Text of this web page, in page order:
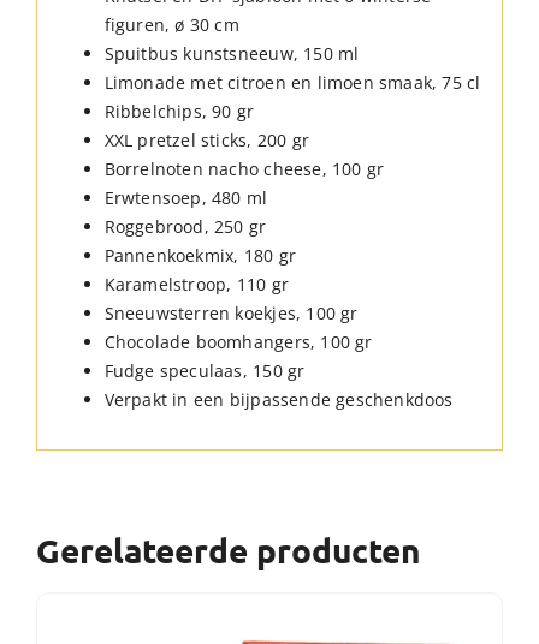
figuren, ø 30 cm
Spuitbus kunstsneeuw, 150 ml
Limonade met citroen en limoen smaak, 75 cl
Ribbelchips, 90 gr
XXL pretzel sticks, 200 gr
Borrelnoten nacho cheese, 100 gr
Erwtensoep, 480 ml
Roggebrood, 250 gr
Pannenkoekmix, 180 gr
Karamelstroop, 110 gr
Sneeuwsterren koekjes, 100 gr
Chocolade boomhangers, 100 gr
Fudge speculaas, 150 gr
Verpakt in een bijpassende geschenkdoos
Gerelateerde producten